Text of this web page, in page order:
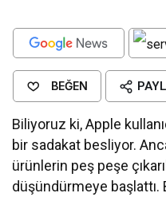
BEĞEN
Biliyoruz ki, Apple
bir sadakat besliyor.
ürünlerin peş peşe
düşündürmeye başlattı.